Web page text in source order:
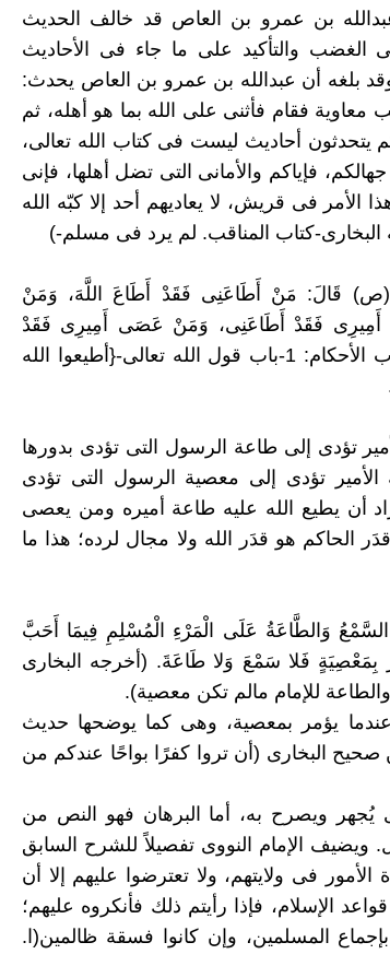
عبدالله بن عمرو بن العاص قد خالف الحديث
الغضب والتأكيد على ما جاء فى الأحاديث
بلغه أن عبدالله بن عمرو بن العاص يحدث:
فقام فأثنى على الله بما هو أهله، ثم
يتحدثون أحاديث ليست فى كتاب الله تعالى،
فإياكم والأمانى التى تضل أهلها، فإنى
فى قريش، لا يعاديهم أحد إلا كبّه الله
البخارى-كتاب المناقب. لم يرد فى مسلم-)
‏‏قَالَ: مَنْ أَطَاعَنِى فَقَدْ أَطَاعَ اللَّهَ، وَمَنْ
فَقَدْ أَطَاعَنِى، وَمَنْ عَصَى أَمِيرِى فَقَدْ
عَصَانِي (أخرجه البخارى في: 93-كتاب الأحكام: 1-باب قول الله تعالى-{أطيعوا الله
تؤدى إلى طاعة الرسول التى تؤدى بدورها
تؤدى إلى معصية الرسول التى تؤدى
أن يطيع الله عليه طاعة أميره ومن يعصى
الحاكم هو قدَر الله ولا مجال لرده؛ هذا ما
وَالطَّاعَةُ عَلَى الْمَرْءِ الْمُسْلِمِ فِيمَا أَحَبَّ
بِمَعْصِيَةٍ فَلا سَمْعَ وَلا طَاعَةَ. (أخرجه البخارى
عندما يؤمر بمعصية، وهى كما يوضحها حديث
البخارى (أن تروا كفرًا بواحًا عندكم من
يُجهر ويصرح به، أما البرهان فهو النص من
ويضيف الإمام النووى تفصيلاً للشرح السابق
فى ولايتهم، ولا تعترضوا عليهم إلا أن
الإسلام، فإذا رأيتم ذلك فأنكروه عليهم؛
المسلمين، وإن كانوا فسقة ظالمين(ا.